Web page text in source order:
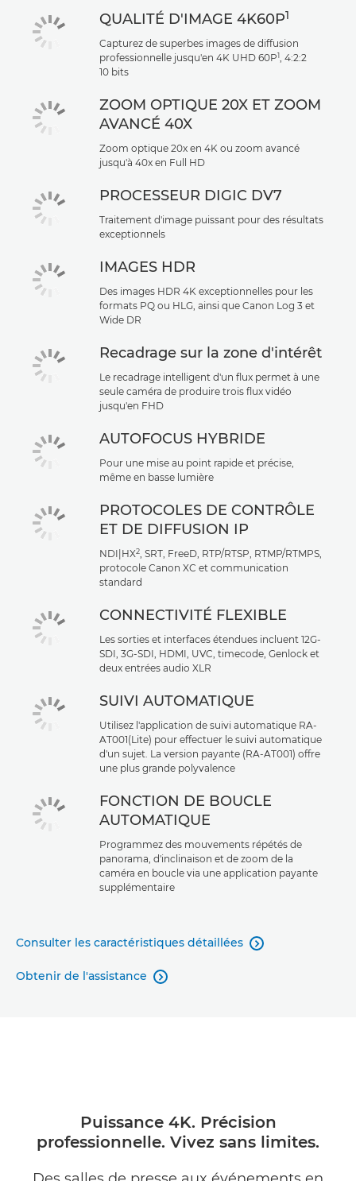
QUALITÉ D'IMAGE 4K60P1
Capturez de superbes images de diffusion
professionnelle jusqu'en 4K UHD 60P1, 4:2:2
10 bits
ZOOM OPTIQUE 20X ET ZOOM
AVANCÉ 40X
Zoom optique 20x en 4K ou zoom avancé
jusqu'à 40x en Full HD
PROCESSEUR DIGIC DV7
Traitement d'image puissant pour des résultats
exceptionnels
IMAGES HDR
Des images HDR 4K exceptionnelles pour les
formats PQ ou HLG, ainsi que Canon Log 3 et
Wide DR
Recadrage sur la zone d'intérêt
Le recadrage intelligent d'un flux permet à une
seule caméra de produire trois flux vidéo
jusqu'en FHD
AUTOFOCUS HYBRIDE
Pour une mise au point rapide et précise,
même en basse lumière
PROTOCOLES DE CONTRÔLE
ET DE DIFFUSION IP
NDI|HX2, SRT, FreeD, RTP/RTSP, RTMP/RTMPS,
protocole Canon XC et communication
standard
CONNECTIVITÉ FLEXIBLE
Les sorties et interfaces étendues incluent 12G-
SDI, 3G-SDI, HDMI, UVC, timecode, Genlock et
deux entrées audio XLR
SUIVI AUTOMATIQUE
Utilisez l'application de suivi automatique RA-
AT001(Lite) pour effectuer le suivi automatique
d'un sujet. La version payante (RA-AT001) offre
une plus grande polyvalence
FONCTION DE BOUCLE
AUTOMATIQUE
Programmez des mouvements répétés de
panorama, d'inclinaison et de zoom de la
caméra en boucle via une application payante
supplémentaire
Consulter les caractéristiques détaillées 
Obtenir de l'assistance 
Puissance 4K. Précision
professionnelle. Vivez sans limites.